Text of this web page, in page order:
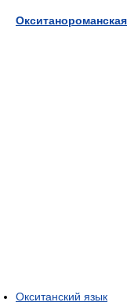
Окситанский язык